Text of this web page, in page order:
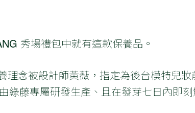
秀場禮包中就有這款保養品。
理念被設計師黃薇，指定為後台模特兒
綠藤專屬研發生產、且在發芽七日內即刻